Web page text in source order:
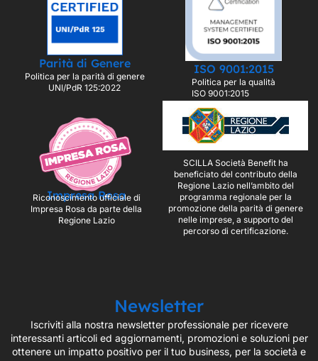
Parità di Genere
Politica per la parità di genere
UNI/PdR 125:2022
ISO 9001:2015
Politica per la qualità
ISO 9001:2015
Impresa Rosa
Riconoscimento ufficiale di
Impresa Rosa da parte della
Regione Lazio
SCILLA Società Benefit ha
beneficiato del contributo della
Regione Lazio nell’ambito del
programma regionale per la
promozione della parità di genere
nelle imprese, a supporto del
percorso di certificazione.
Newsletter
Iscriviti alla nostra newsletter professionale per ricevere
interessanti articoli ed aggiornamenti, promozioni e soluzioni per
ottenere un impatto positivo per il tuo business, per la società e